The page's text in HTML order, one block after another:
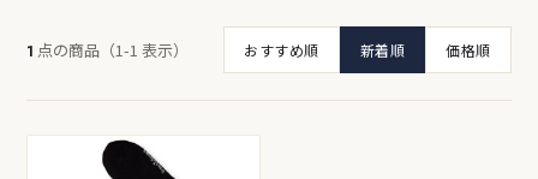
1 点の商品（1-1 表示） おすすめ順 新着順 価格順